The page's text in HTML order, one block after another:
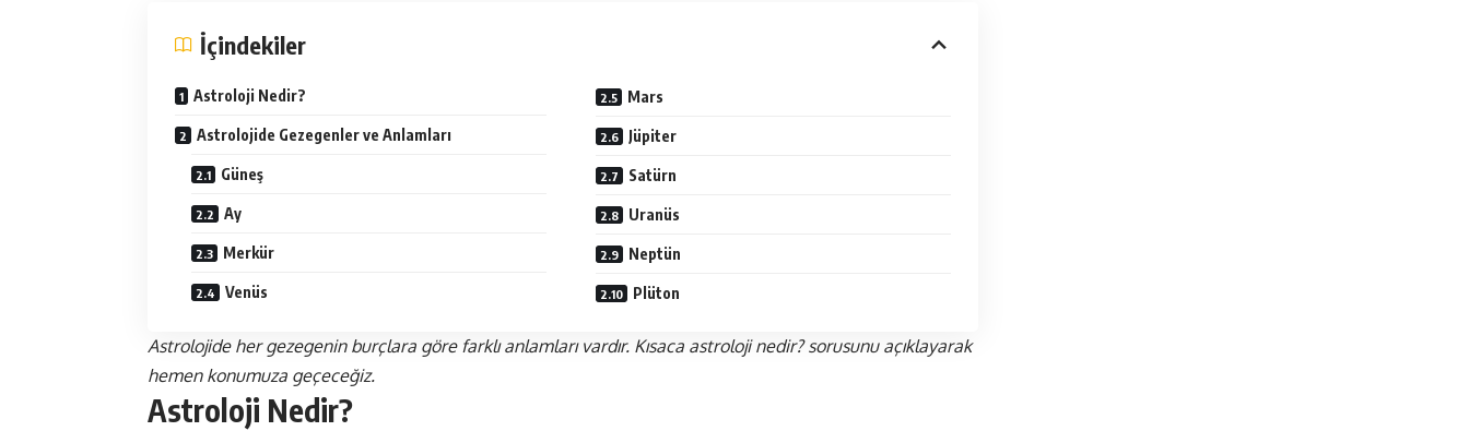
İçindekiler
Astroloji Nedir?
Astrolojide Gezegenler ve Anlamları
Güneş
Ay
Merkür
Venüs
Mars
Jüpiter
Satürn
Uranüs
Neptün
Plüton
Astrolojide her gezegenin burçlara göre farklı anlamları vardır. Kısaca astroloji nedir? sorusunu açıklayarak
hemen konumuza geçeceğiz.
Astroloji Nedir?